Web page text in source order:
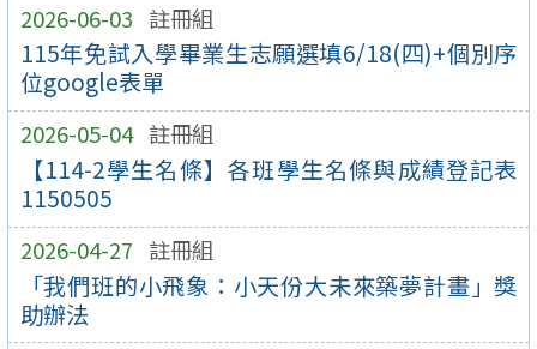
2026-06-03 註冊組
115年免試入學畢業生志願選填6/18(四)+個別序
位google表單
2026-05-04 註冊組
【114-2學生名條】各班學生名條與成績登記表
1150505
2026-04-27 註冊組
「我們班的小飛象：小天份大未來築夢計畫」獎
助辦法